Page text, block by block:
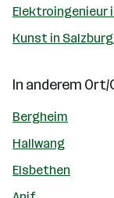
Elektroingenieur
Kunst in
In anderem
Bergheim
Hallwang
Elsbethen